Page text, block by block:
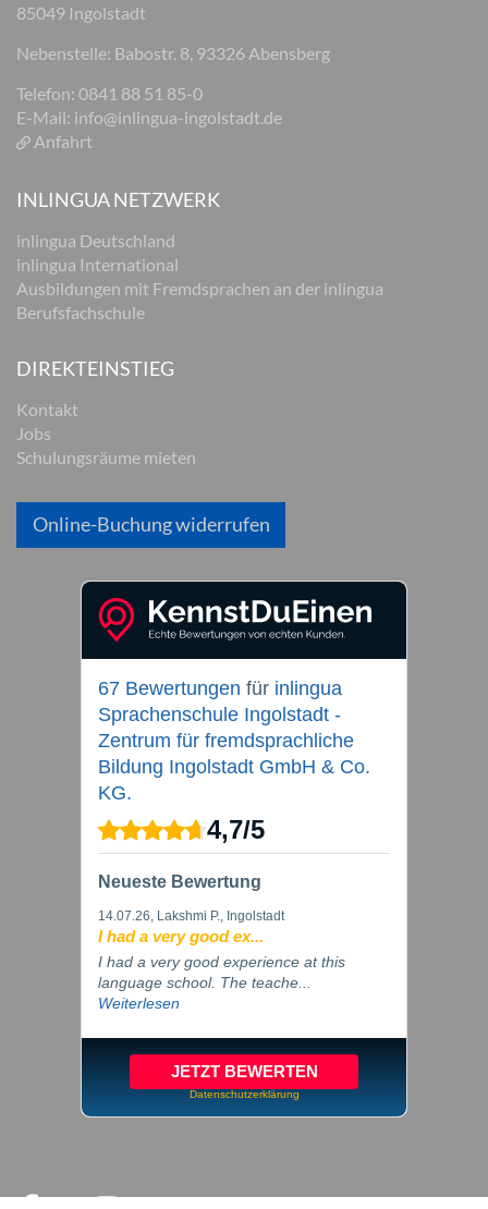
85049 Ingolstadt
Nebenstelle: Babostr. 8, 93326 Abensberg
Telefon: 0841 88 51 85-0
E-Mail: info@inlingua-ingolstadt.de
Anfahrt
INLINGUA NETZWERK
inlingua Deutschland
inlingua International
Ausbildungen mit Fremdsprachen an der inlingua
Berufsfachschule
DIREKTEINSTIEG
Kontakt
Jobs
Schulungsräume mieten
Online-Buchung widerrufen
67 Bewertungen für inlingua
Sprachenschule Ingolstadt -
Zentrum für fremdsprachliche
Bildung Ingolstadt GmbH & Co.
KG.
4,7/5
Neueste Bewertung
14.07.26, Lakshmi P., Ingolstadt
I had a very good ex...
I had a very good experience at this
language school. The teache...
Weiterlesen
JETZT BEWERTEN
Datenschutzerklärung